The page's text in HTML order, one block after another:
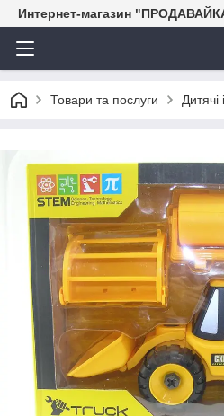
Интернет-магазин
Товари та послуги